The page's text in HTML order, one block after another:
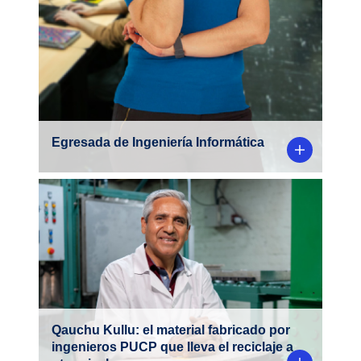
Egresada de Ingeniería Informática
Qauchu Kullu: el material fabricado por
ingenieros PUCP que lleva el reciclaje a
Con viruta de madera y plástico reciclado,
un equipo de ingenieros liderado por el
investigador Dr. Julio Acosta
Sullcahuamán, desarrolla un nuevo
material para la industria de fabricación de
mobiliario.